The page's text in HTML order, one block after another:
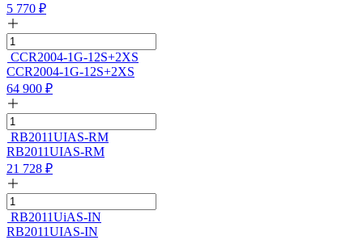
5 770 ₽
CCR2004-1G-12S+2XS
CCR2004-1G-12S+2XS
64 900 ₽
RB2011UIAS-RM
RB2011UIAS-RM
21 728 ₽
RB2011UiAS-IN
RB2011UIAS-IN